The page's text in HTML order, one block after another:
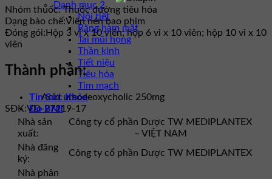
Danh mục 2
Nội tiết
Răng hàm mặt
Tai mũi họng
Thần kinh
Tiết niệu
Tiêu hóa
Tim mạch
Tin Sức Khỏe
Đo BMI
Nhóm thuốc:Thuốc đường tiêu hóa
Dạng bào chế:Viên nén bao phim
Đóng gói: Hộp 3 vỉ x 10 viên; hộp 6 vỉ x 10 viên; hộp 10 vỉ x 10
viên
Thành phần:
Acid ursodeoxycholic 250mg
SĐK:VD-27219-17
Nhà sản
xuất:
Công ty cổ phần Dược TW MEDIPLANTEX
– VIỆT NAM
Nhà đăng
ký:
Công ty cổ phần Dược TW MEDIPLANTEX
Nhà phân